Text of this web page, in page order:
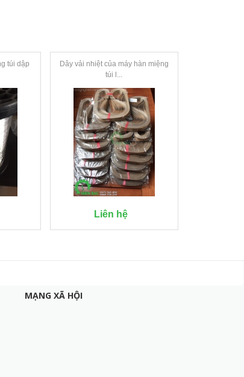
túi dập
Dây vải nhiệt của máy hàn miệng
túi l...
Liên hệ
MẠNG XÃ HỘI